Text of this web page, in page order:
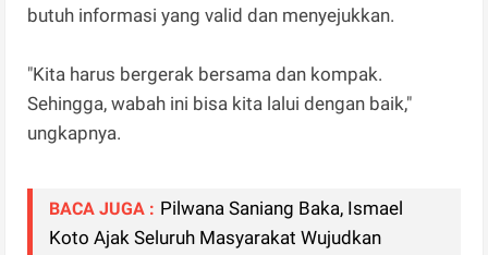
butuh informasi yang valid dan menyejukkan.
"Kita harus bergerak bersama dan kompak.
Sehingga, wabah ini bisa kita lalui dengan baik,"
ungkapnya.
BACA JUGA : Pilwana Saniang Baka, Ismael
Koto Ajak Seluruh Masyarakat Wujudkan